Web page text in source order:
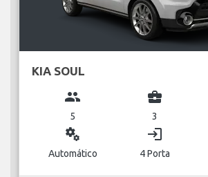
KIA SOUL
group
5
business_center
3
miscellaneous_services
Automático
login
4 Porta